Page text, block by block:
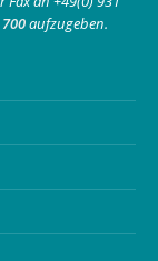
aufzugeben.